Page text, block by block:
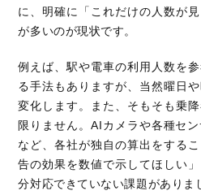
に、明確に「これだけの人数が
が多いのが現状です。
例えば、駅や電車の利用人数を
る手法もありますが、当然曜日
変化します。また、そもそも乗
限りません。AIカメラや各種セ
など、各社が独自の算出をする
告の効果を数値で示してほしい
分対応できていない課題がありま